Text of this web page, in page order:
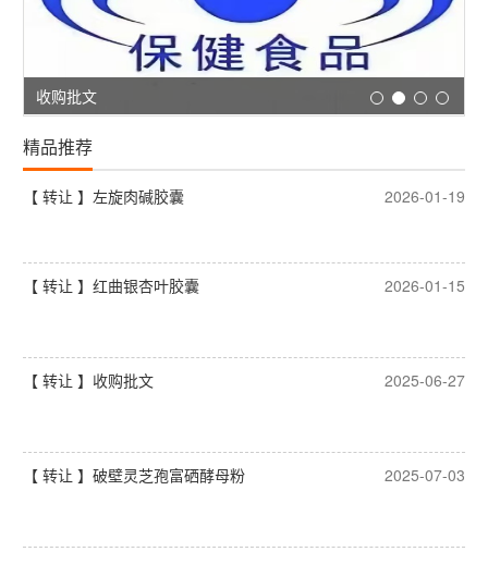
收购批文
精品推荐
【 转让 】左旋肉碱胶囊 2026-01-19
【 转让 】红曲银杏叶胶囊 2026-01-15
【 转让 】收购批文 2025-06-27
【 转让 】破壁灵芝孢富硒酵母粉 2025-07-03